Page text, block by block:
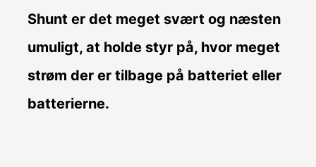
Shunt er det meget svært og næsten
umuligt, at holde styr på, hvor meget
strøm der er tilbage på batteriet eller
batterierne.